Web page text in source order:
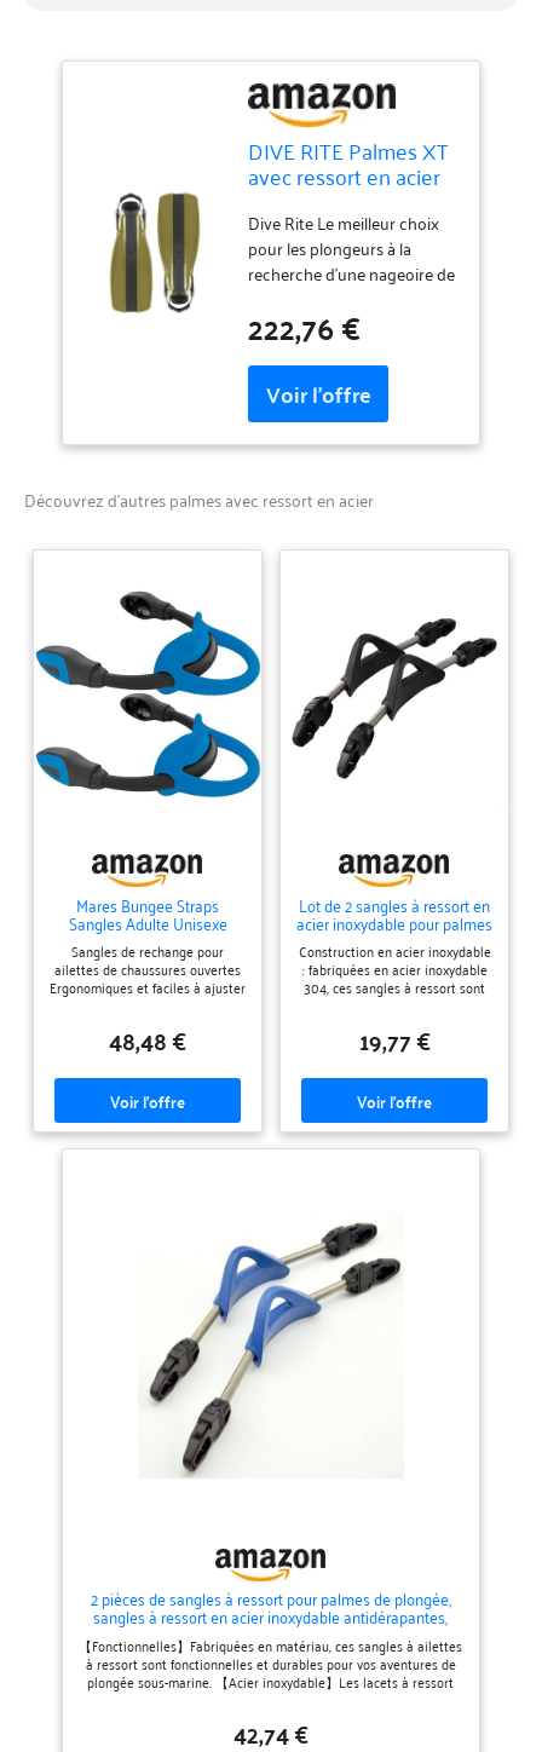
DIVE RITE Palmes XT
avec ressort en acier
Dive Rite Le meilleur choix
pour les plongeurs à la
recherche d'une nageoire de
222,76 €
Découvrez d’autres palmes avec ressort en acier
Mares Bungee Straps
Sangles Adulte Unisexe
Couleur : Bleu Taille : M
Sangles de rechange pour
ailettes de chaussures ouvertes
Ergonomiques et faciles à ajuster
2 extensions pour une meilleure
une utilisation avec des gants
épais
48,48 €
Lot de 2 sangles à ressort en
acier inoxydable pour palmes
de plongée avec poignée
antidérapante pour un
ajustement sûr Compatible
avec la plupart des palmes
(S noir)
Construction en acier inoxydable
: fabriquées en acier inoxydable
304, ces sangles à ressort sont
conçues pour résister aux
performance durable pendant
vos aventures de plongée.
Design antidérapant : la fonction
antidérapante innovante garantit
un ajustement sûr, vous offrant
confiance lorsque vous explorez
sous l'eau. Compatible avec les
Mesurez la taille de la base de la
boucle de la nageoire pour la
compatibilité avec une différence
de 1 Options de taille disponibles
: disponible en plusieurs tailles
(XS, S, M, L) pour répondre à
diverses préférences. Veuillez
19,77 €
2 pièces de sangles à ressort pour palmes de plongée,
sangles à ressort en acier inoxydable antidérapantes,
pour palmes Cressi, Mares (L bleu)
【Fonctionnelles】Fabriquées en matériau, ces sangles à ailettes
à ressort sont fonctionnelles et durables pour vos aventures de
plongée sous-marine. 【Acier inoxydable】Les lacets à ressort
sont fabriqués en acier inoxydable 304, qui est hautement
excellente résistance et durabilité pour une utilisation sous l'eau.
42,74 €